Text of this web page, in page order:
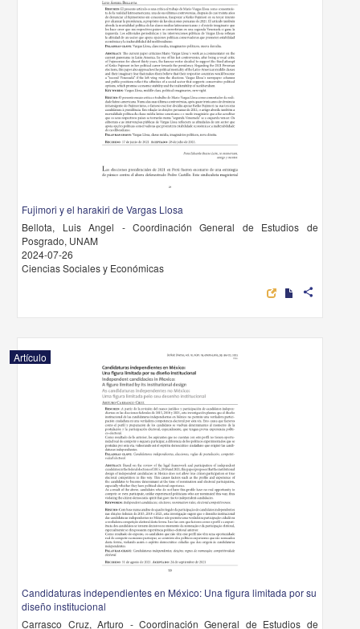
Fujimori y el harakiri de Vargas Llosa
Bellota, Luis Angel - Coordinación General de Estudios de
Posgrado, UNAM
2024-07-26
Ciencias Sociales y Económicas
share
Artículo
Candidaturas independientes en México: Una figura limitada por su
diseño institucional
Carrasco Cruz, Arturo - Coordinación General de Estudios de